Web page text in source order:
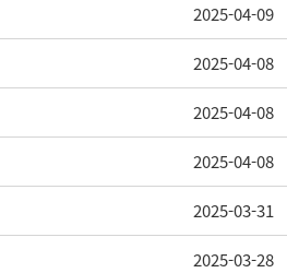
2025-04-09
2025-04-08
2025-04-08
2025-04-08
2025-03-31
2025-03-28